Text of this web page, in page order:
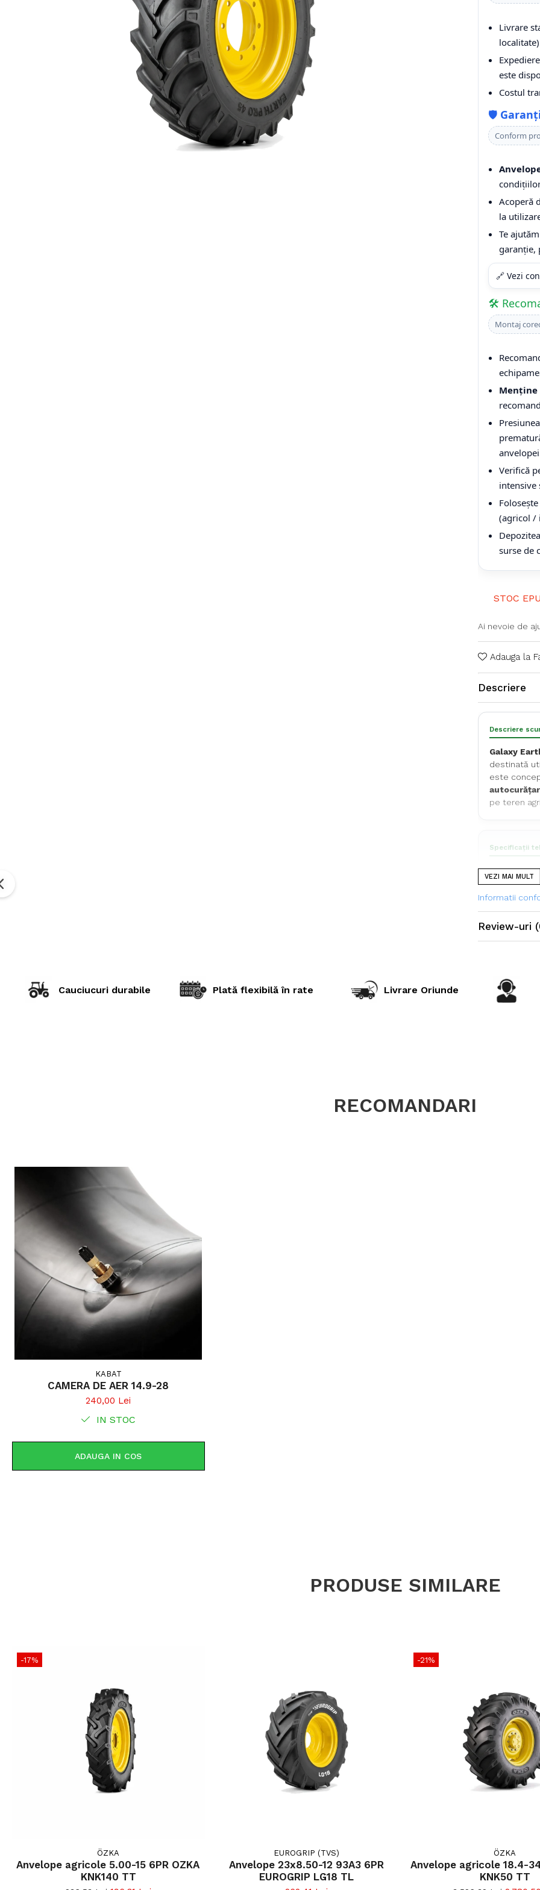
Livrare
este
Costul
🛡️
Conform
Acoperă
la
Te
garanție,
🔗 Vezi
🛠️
Montaj
Menține
Verifică
intensive
(agricol /
surse de
STOC
Ai nevoie de
Adauga la
Descriere
Descriere
Galaxy
destinată
este
pe teren
Specificații
Dimensiune
Model
PR (Ply
Tip
Aplicație
VEZI MAI MULT
Informatii
Review-uri
Cauciucuri durabile Plată flexibilă în rate Livrare Oriunde
RECOMANDARI
KABAT
CAMERA DE AER 14.9-28
240,00 Lei
IN STOC
ADAUGA IN COS
PRODUSE SIMILARE
-17%
ÖZKA
Anvelope agricole 5.00-15 6PR OZKA
KNK140 TT
EUROGRIP (TVS)
Anvelope 23x8.50-12 93A3 6PR
EUROGRIP LG18 TL
-21%
ÖZKA
Anvelope agricole 18.4-34
KNK50 TT